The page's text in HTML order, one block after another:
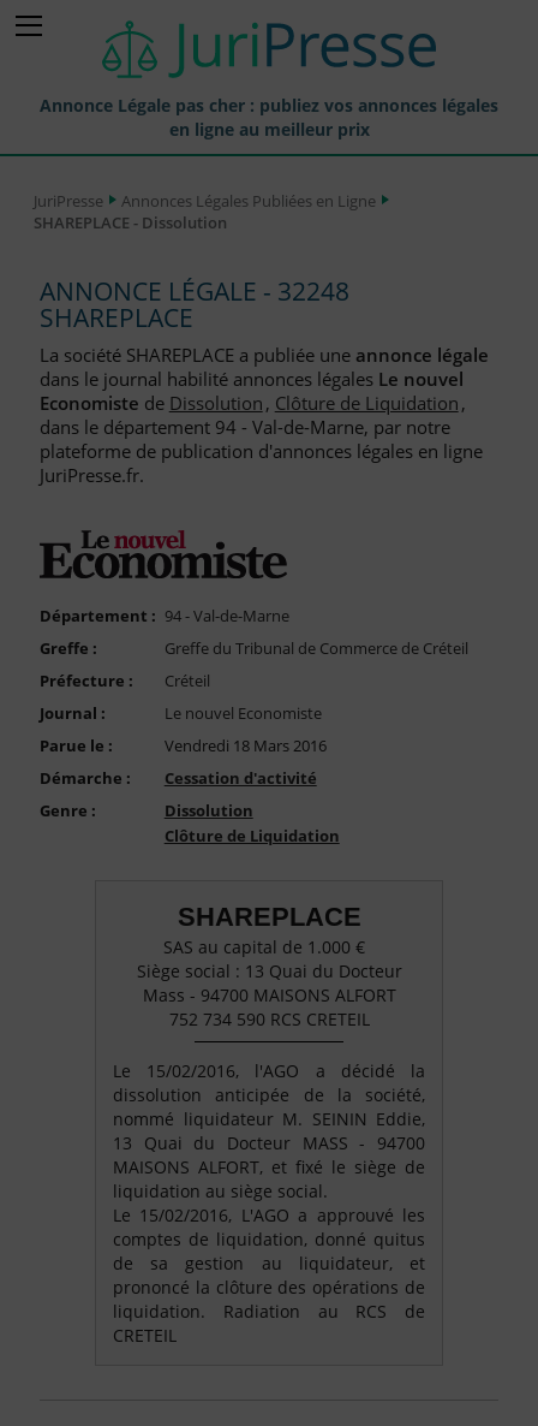
Annonce Légale pas cher : publiez vos annonces légales
en ligne au meilleur prix
Annonces Légales Publiées
Journaux Habilités (JAL) Annonces Légales
Départements pour la Publication d'Annonces Légales
Liste des Greffes
Liste des CCI
FAQ
Compte PRO
JuriPresse
Annonces Légales Publiées en Ligne
SHAREPLACE - Dissolution
ANNONCE LÉGALE - 32248
SHAREPLACE
La société SHAREPLACE a publiée une annonce légale
dans le journal habilité annonces légales Le nouvel
Economiste de Dissolution, Clôture de Liquidation,
dans le département 94 - Val-de-Marne, par notre
plateforme de publication d'annonces légales en ligne
JuriPresse.fr.
Département : 94 - Val-de-Marne
Greffe :
Greffe du Tribunal de Commerce de Créteil
Préfecture :
Créteil
Journal :
Le nouvel Economiste
Parue le :
Vendredi 18 Mars 2016
Démarche :
Cessation d'activité
Genre :
Dissolution
Clôture de Liquidation
SHAREPLACE
SAS au capital de 1.000 €
Siège social : 13 Quai du Docteur
Mass - 94700 MAISONS ALFORT
752 734 590 RCS CRETEIL
Le 15/02/2016, l'AGO a décidé la
dissolution anticipée de la société,
nommé liquidateur M. SEININ Eddie,
13 Quai du Docteur MASS - 94700
MAISONS ALFORT, et fixé le siège de
liquidation au siège social.
Le 15/02/2016, L'AGO a approuvé les
comptes de liquidation, donné quitus
de sa gestion au liquidateur, et
prononcé la clôture des opérations de
liquidation. Radiation au RCS de
CRETEIL